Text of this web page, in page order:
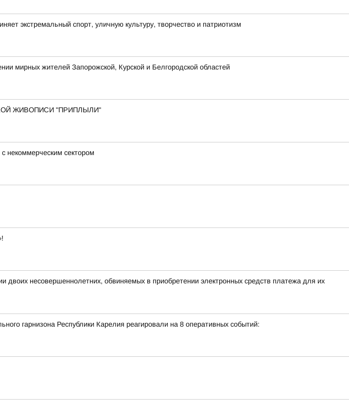
экстремальный спорт, уличную культуру, творчество и патриотизм
мирных жителей Запорожской, Курской и Белгородской областей
ЖИВОПИСИ "ПРИПЛЫЛИ"
некоммерческим сектором
несовершеннолетних, обвиняемых в приобретении электронных средств платежа для их
гарнизона Республики Карелия реагировали на 8 оперативных событий: